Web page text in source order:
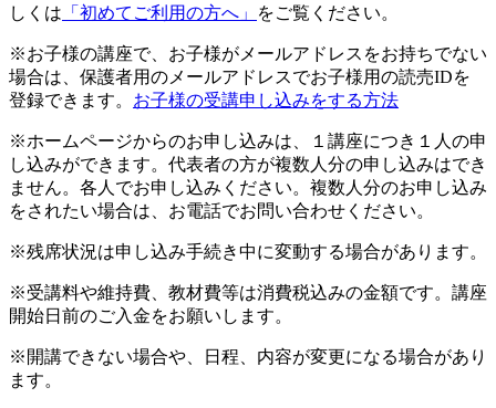
しくは 「初めてご利用の方へ」 をご覧ください。
※お子様の講座で、お子様がメールアドレスをお持ちでない
場合は、保護者用のメールアドレスでお子様用の読売IDを
登録できます。 お子様の受講申し込みをする方法
※ホームページからのお申し込みは、１講座につき１人の申
し込みができます。代表者の方が複数人分の申し込みはでき
ません。各人でお申し込みください。複数人分のお申し込み
をされたい場合は、お電話でお問い合わせください。
※残席状況は申し込み手続き中に変動する場合があります。
※受講料や維持費、教材費等は消費税込みの金額です。講座
開始日前のご入金をお願いします。
※開講できない場合や、日程、内容が変更になる場合があり
ます。